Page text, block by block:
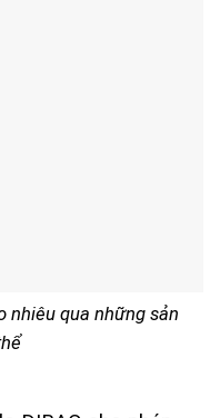
nhiêu qua những sản